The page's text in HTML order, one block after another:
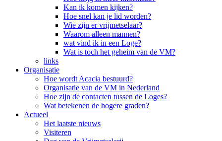
Kan ik komen kijken?
Hoe snel kan je lid worden?
Wie zijn er vrijmetselaar?
Waarom alleen mannen?
wat vind ik in een Loge?
Wat is toch het geheim van de VM?
links
Organisatie
Hoe wordt Acacia bestuurd?
Organisatie van de VM in Nederland
Hoe zijn de contacten tussen de Loges?
Wat betekenen de hogere graden?
Actueel
Het laatste nieuws
Visiteren